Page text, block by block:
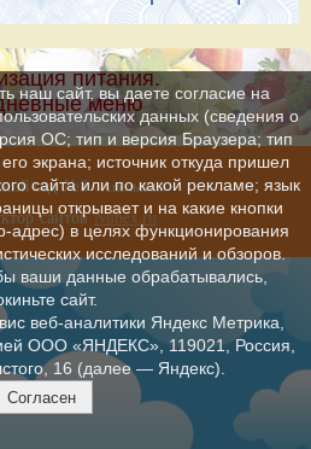
питания.
меню
сад №8«Апельсин»
сайтовNubex.ru
наш сайт, вы даете согласие на
данных (сведения о
ОС; тип и версия Браузера; тип
экрана; источник откуда пришел
сайта или по какой рекламе; язык
открывает и на какие кнопки
адрес) в целях функционирования
исследований и обзоров.
ваши данные обрабатывались,
сайт.
веб-аналитики Яндекс Метрика,
ООО «ЯНДЕКС», 119021, Россия,
16 (далее — Яндекс).
Согласен